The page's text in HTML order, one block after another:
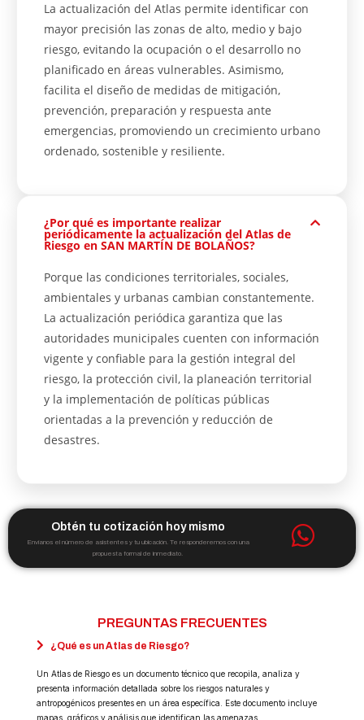
La actualización del Atlas permite identificar con
mayor precisión las zonas de alto, medio y bajo
riesgo, evitando la ocupación o el desarrollo no
planificado en áreas vulnerables. Asimismo,
facilita el diseño de medidas de mitigación,
prevención, preparación y respuesta ante
emergencias, promoviendo un crecimiento urbano
ordenado, sostenible y resiliente.
¿Por qué es importante realizar
periódicamente la actualización del Atlas de
Riesgo en SAN MARTÍN DE BOLAÑOS?
Porque las condiciones territoriales, sociales,
ambientales y urbanas cambian constantemente.
La actualización periódica garantiza que las
autoridades municipales cuenten con información
vigente y confiable para la gestión integral del
riesgo, la protección civil, la planeación territorial
y la implementación de políticas públicas
orientadas a la prevención y reducción de
desastres.
Obtén tu cotización hoy mismo
Envíanos el número de asistentes y tu ubicación. Te responderemos con una
propuesta formal de inmediato.
PREGUNTAS FRECUENTES
¿Qué es un Atlas de Riesgo?
Un Atlas de Riesgo es un documento técnico que recopila, analiza y
presenta información detallada sobre los riesgos naturales y
antropogénicos presentes en un área específica. Este documento incluye
mapas, gráficos y análisis que identifican las amenazas,